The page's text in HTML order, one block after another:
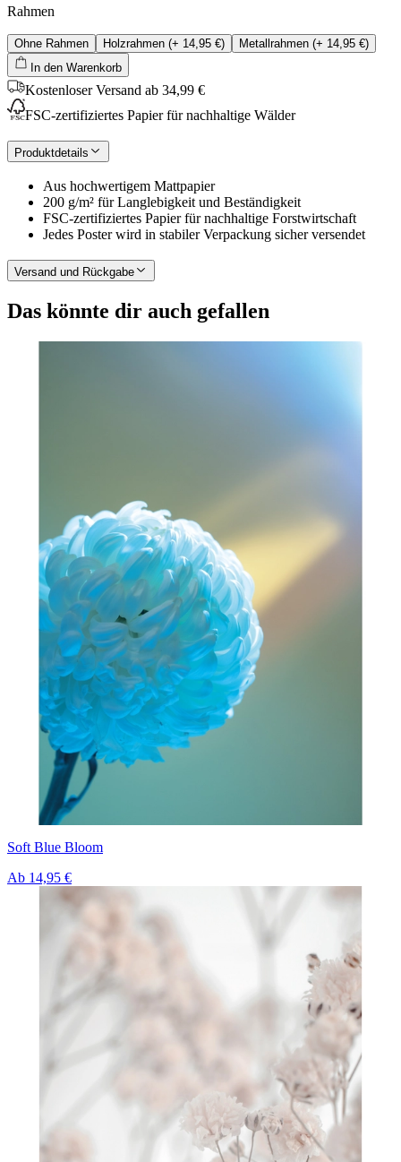
Rahmen
Ohne Rahmen Holzrahmen (+ 14,95 €) Metallrahmen (+ 14,95 €)
In den Warenkorb
Kostenloser Versand ab 34,99 €
FSC-zertifiziertes Papier für nachhaltige Wälder
Produktdetails
Aus hochwertigem Mattpapier
200 g/m² für Langlebigkeit und Beständigkeit
FSC-zertifiziertes Papier für nachhaltige Forstwirtschaft
Jedes Poster wird in stabiler Verpackung sicher versendet
Versand und Rückgabe
Das könnte dir auch gefallen
Soft Blue Bloom
Ab 14,95 €